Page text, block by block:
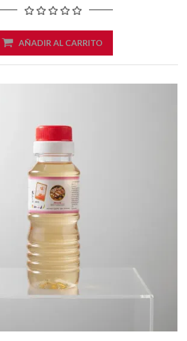
AÑADIR AL CARRITO